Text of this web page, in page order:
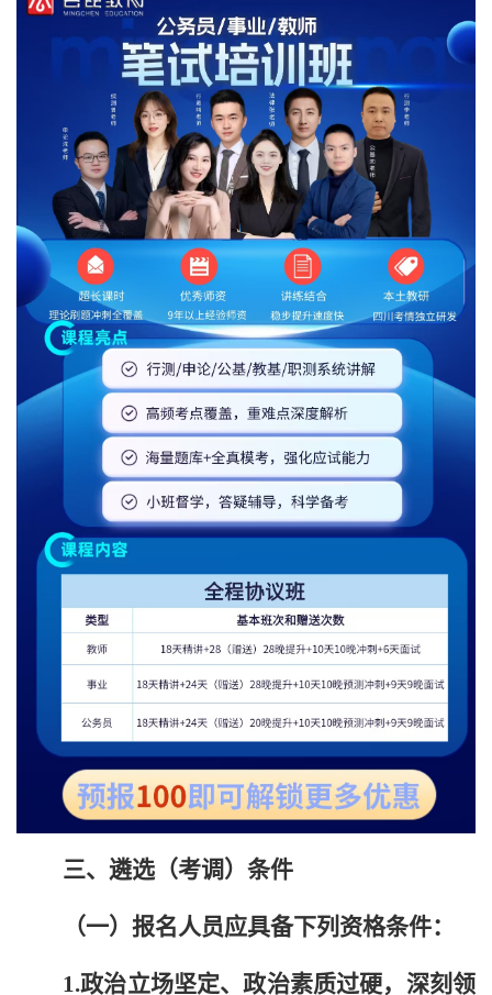
三、遴选（考调）条件
（一）报名人员应具备下列资格条件：
1.政治立场坚定、政治素质过硬， 深刻领